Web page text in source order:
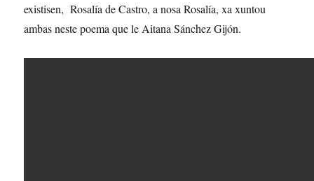
existisen, Rosalía de Castro, a nosa Rosalía, xa xuntou
ambas neste poema que le Aitana Sánchez Gijón.